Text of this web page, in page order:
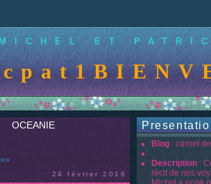
ET
OCEANIE
24 février 2016
Blog : carnet
Description :
récit de nos